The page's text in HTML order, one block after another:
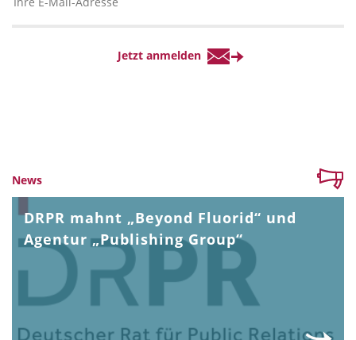
News
DRPR mahnt „Beyond Fluorid“ und
Agentur „Publishing Group“